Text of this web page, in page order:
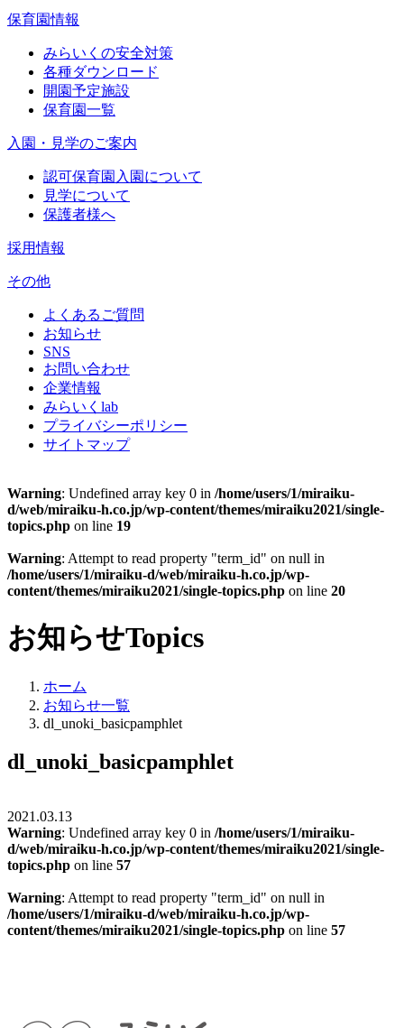
保育園情報
みらいくの安全対策
各種ダウンロード
開園予定施設
保育園一覧
入園・見学のご案内
認可保育園入園について
見学について
保護者様へ
採用情報
その他
よくあるご質問
お知らせ
SNS
お問い合わせ
企業情報
みらいくlab
プライバシーポリシー
サイトマップ
Warning: Undefined array key 0 in /home/users/1/miraiku-
d/web/miraiku-h.co.jp/wp-content/themes/miraiku2021/single-
topics.php on line 19
Warning: Attempt to read property "term_id" on null in
/home/users/1/miraiku-d/web/miraiku-h.co.jp/wp-
content/themes/miraiku2021/single-topics.php on line 20
お知らせTopics
ホーム
お知らせ一覧
dl_unoki_basicpamphlet
dl_unoki_basicpamphlet
2021.03.13
Warning: Undefined array key 0 in /home/users/1/miraiku-
d/web/miraiku-h.co.jp/wp-content/themes/miraiku2021/single-
topics.php on line 57
Warning: Attempt to read property "term_id" on null in
/home/users/1/miraiku-d/web/miraiku-h.co.jp/wp-
content/themes/miraiku2021/single-topics.php on line 57